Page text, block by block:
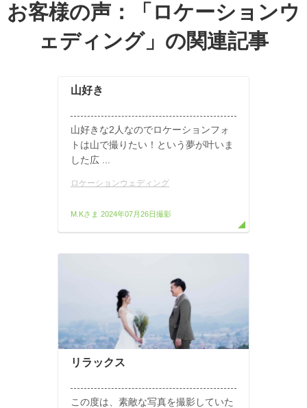
お客様の声：「 ロケーションウ
ェディング」の関連記事
山好き
山好きな2人なのでロケーションフォ
トは山で撮りたい！という夢が叶いま
した広 ...
ロケーションウェディング
M.Kさま 2024年07月26日撮影
リラックス
この度は、素敵な写真を撮影していた